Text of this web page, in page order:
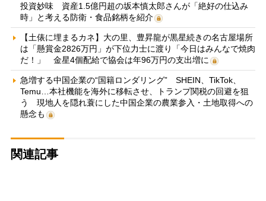
投資妙味 資産1.5億円超の坂本慎太郎さんが「絶好の仕込み
時」と考える防衛・食品銘柄を紹介
【土俵に埋まるカネ】大の里、豊昇龍が黒星続きの名古屋場所
は「懸賞金2826万円」が下位力士に渡り「今日はみんなで焼肉
だ！」 金星4個配給で協会は年96万円の支出増に
急増する中国企業の“国籍ロンダリング” SHEIN、TikTok、
Temu…本社機能を海外に移転させ、トランプ関税の回避を狙
う 現地人を隠れ蓑にした中国企業の農業参入・土地取得への
懸念も
関連記事